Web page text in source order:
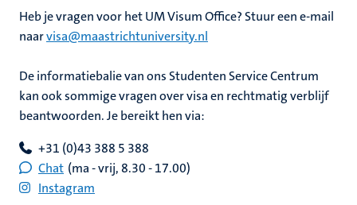
Heb je vragen voor het UM Visum Office? Stuur een e-mail
naarvisa@maastrichtuniversity.nl
De informatiebalie van ons Studenten Service Centrum
kan ook sommige vragen over visa en rechtmatig verblijf
beantwoorden. Je bereikt hen via:
+31 (0)43 388 5 388
Chat (ma - vrij, 8.30 - 17.00)
Instagram